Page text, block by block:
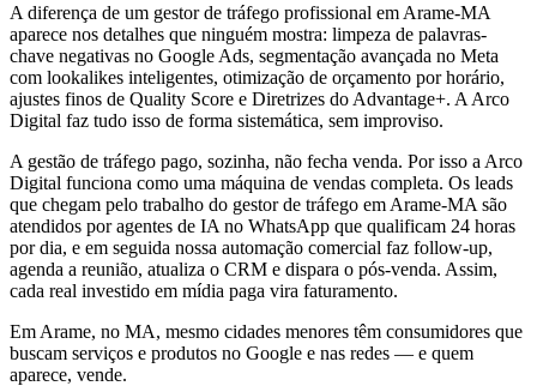
A diferença de um gestor de tráfego profissional em Arame-MA
aparece nos detalhes que ninguém mostra: limpeza de palavras-
chave negativas no Google Ads, segmentação avançada no Meta
com lookalikes inteligentes, otimização de orçamento por horário,
ajustes finos de Quality Score e Diretrizes do Advantage+. A Arco
Digital faz tudo isso de forma sistemática, sem improviso.
A gestão de tráfego pago, sozinha, não fecha venda. Por isso a Arco
Digital funciona como uma máquina de vendas completa. Os leads
que chegam pelo trabalho do gestor de tráfego em Arame-MA são
atendidos por agentes de IA no WhatsApp que qualificam 24 horas
por dia, e em seguida nossa automação comercial faz follow-up,
agenda a reunião, atualiza o CRM e dispara o pós-venda. Assim,
cada real investido em mídia paga vira faturamento.
Em Arame, no MA, mesmo cidades menores têm consumidores que
buscam serviços e produtos no Google e nas redes — e quem
aparece, vende.